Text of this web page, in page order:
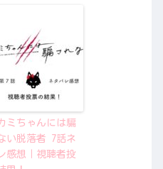
ミちゃんには騙
い脱落者 7話ネ
感想｜視聴者投